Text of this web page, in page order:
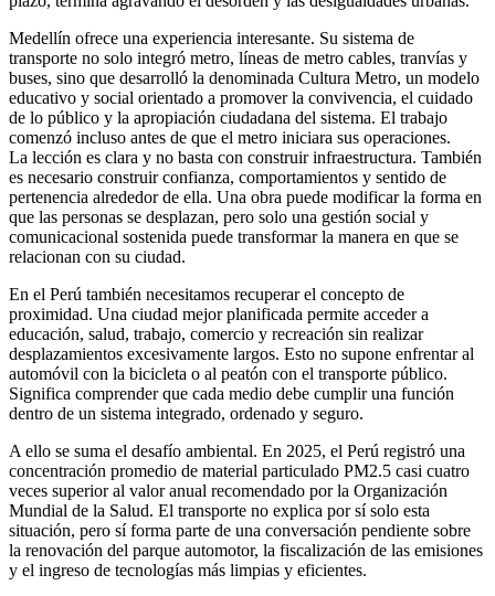
Medellín ofrece una experiencia interesante. Su sistema de
transporte no solo integró metro, líneas de metro cables, tranvías y
buses, sino que desarrolló la denominada Cultura Metro, un modelo
educativo y social orientado a promover la convivencia, el cuidado
de lo público y la apropiación ciudadana del sistema. El trabajo
comenzó incluso antes de que el metro iniciara sus operaciones.
La lección es clara y no basta con construir infraestructura. También
es necesario construir confianza, comportamientos y sentido de
pertenencia alrededor de ella. Una obra puede modificar la forma en
que las personas se desplazan, pero solo una gestión social y
comunicacional sostenida puede transformar la manera en que se
relacionan con su ciudad.
En el Perú también necesitamos recuperar el concepto de
proximidad. Una ciudad mejor planificada permite acceder a
educación, salud, trabajo, comercio y recreación sin realizar
desplazamientos excesivamente largos. Esto no supone enfrentar al
automóvil con la bicicleta o al peatón con el transporte público.
Significa comprender que cada medio debe cumplir una función
dentro de un sistema integrado, ordenado y seguro.
A ello se suma el desafío ambiental. En 2025, el Perú registró una
concentración promedio de material particulado PM2.5 casi cuatro
veces superior al valor anual recomendado por la Organización
Mundial de la Salud. El transporte no explica por sí solo esta
situación, pero sí forma parte de una conversación pendiente sobre
la renovación del parque automotor, la fiscalización de las emisiones
y el ingreso de tecnologías más limpias y eficientes.